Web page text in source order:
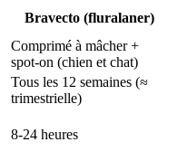
Bravecto (fluralaner)
Comprimé à mâcher +
spot-on (chien et chat)
Tous les 12 semaines (≈
trimestrielle)
8-24 heures